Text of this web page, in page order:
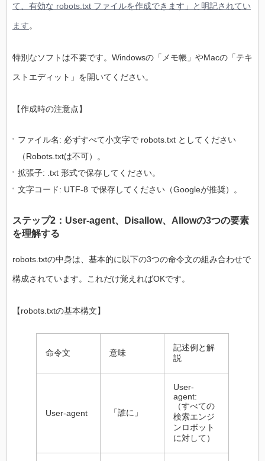
て、有効な robots.txt ファイルを作成できます」と明記されてい
ます。
特別なソフトは不要です。Windowsの「メモ帳」やMacの「テキ
ストエディット」を開いてください。
【作成時の注意点】
ファイル名: 必ずすべて小文字で robots.txt としてください
（Robots.txtは不可）。
拡張子: .txt 形式で保存してください。
文字コード: UTF-8 で保存してください（Googleが推奨）。
ステップ2：User-agent、Disallow、Allowの3つの要素
を理解する
robots.txtの中身は、基本的に以下の3つの命令文の組み合わせで
構成されています。これだけ覚えればOKです。
【robots.txtの基本構文】
命令文 意味
記述例と解
説
User-agent 「誰に」
User-
agent:
（すべての
検索エンジ
ンロボット
に対して）